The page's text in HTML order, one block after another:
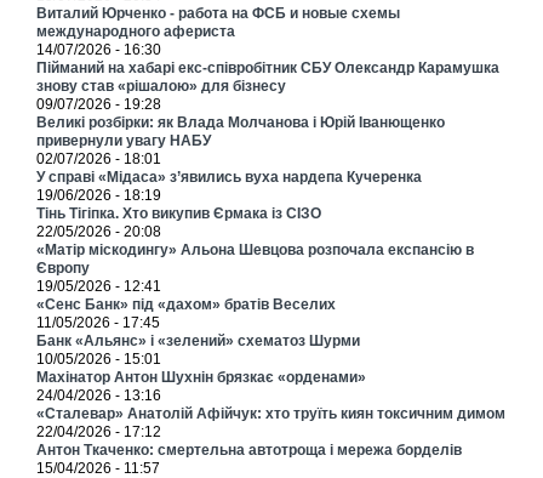
Виталий Юрченко - работа на ФСБ и новые схемы
международного афериста
14/07/2026 - 16:30
Пійманий на хабарі екс-співробітник СБУ Олександр Карамушка
знову став «рішалою» для бізнесу
09/07/2026 - 19:28
Великі розбірки: як Влада Молчанова і Юрій Іванющенко
привернули увагу НАБУ
02/07/2026 - 18:01
У справі «Мідаса» з’явились вуха нардепа Кучеренка
19/06/2026 - 18:19
Тінь Тігіпка. Хто викупив Єрмака із СІЗО
22/05/2026 - 20:08
«Матір міскодингу» Альона Шевцова розпочала експансію в
Європу
19/05/2026 - 12:41
«Сенс Банк» під «дахом» братів Веселих
11/05/2026 - 17:45
Банк «Альянс» і «зелений» схематоз Шурми
10/05/2026 - 15:01
Махінатор Антон Шухнін брязкає «орденами»
24/04/2026 - 13:16
«Сталевар» Анатолій Афійчук: хто труїть киян токсичним димом
22/04/2026 - 17:12
Антон Ткаченко: смертельна автотроща і мережа борделів
15/04/2026 - 11:57